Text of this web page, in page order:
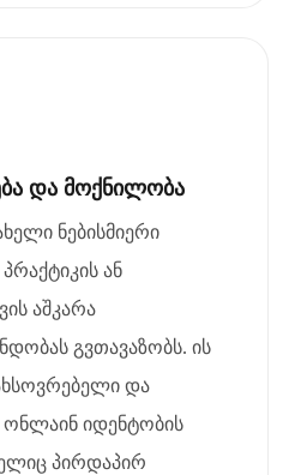
და მოქნილობა
ნებისმიერი
ან
აშკარა
გვთავაზობს. ის
და
იდენტობის
პირდაპირ